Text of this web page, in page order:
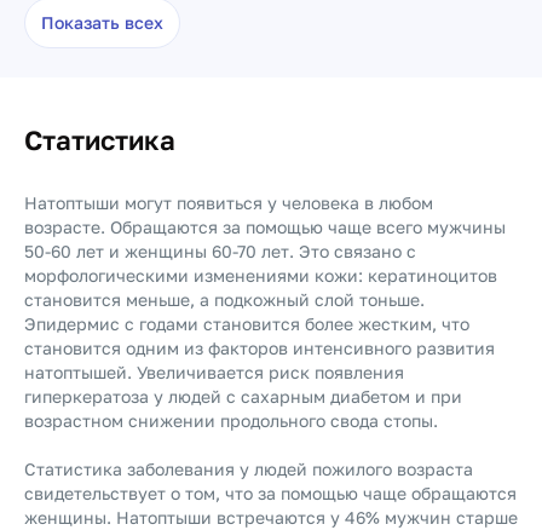
Показать всех
Статистика
Натоптыши могут появиться у человека в любом
возрасте. Обращаются за помощью чаще всего мужчины
50-60 лет и женщины 60-70 лет. Это связано с
морфологическими изменениями кожи: кератиноцитов
становится меньше, а подкожный слой тоньше.
Эпидермис с годами становится более жестким, что
становится одним из факторов интенсивного развития
натоптышей. Увеличивается риск появления
гиперкератоза у людей с сахарным диабетом и при
возрастном снижении продольного свода стопы.
Статистика заболевания у людей пожилого возраста
свидетельствует о том, что за помощью чаще обращаются
женщины. Натоптыши встречаются у 46% мужчин старше